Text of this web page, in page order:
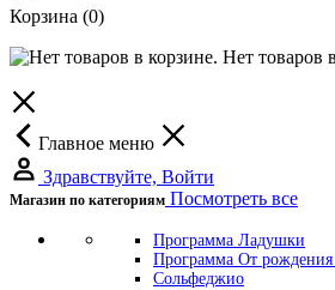
Корзина (0)
Нет товаров
Главное меню
Здравствуйте, Войти
Магазин по категориям Посмотреть все
Программа Ладушки
Программа От
Сольфеджио